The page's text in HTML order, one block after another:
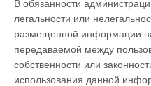
В обязанности
легальности или
размещенной информации
передаваемой между
собственности или
использования данной